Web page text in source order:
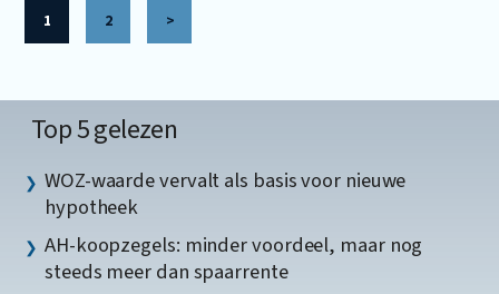
1 2 >
Top 5 gelezen
WOZ-waarde vervalt als basis voor nieuwe
hypotheek
AH-koopzegels: minder voordeel, maar nog
steeds meer dan spaarrente